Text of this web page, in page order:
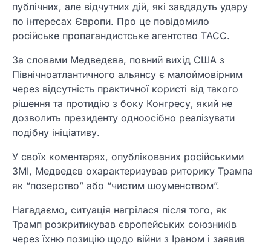
публічних, але відчутних дій, які завдадуть удару
по інтересах Європи. Про це повідомило
російське пропагандистське агентство ТАСС.
За словами Медведєва, повний вихід США з
Північноатлантичного альянсу є малоймовірним
через відсутність практичної користі від такого
рішення та протидію з боку Конгресу, який не
дозволить президенту одноосібно реалізувати
подібну ініціативу.
У своїх коментарях, опублікованих російськими
ЗМІ, Медведєв охарактеризував риторику Трампа
як “позерство” або “чистим шоуменством”.
Нагадаємо, ситуація нагрілася після того, як
Трамп розкритикував європейських союзників
через їхню позицію щодо війни з Іраном і заявив